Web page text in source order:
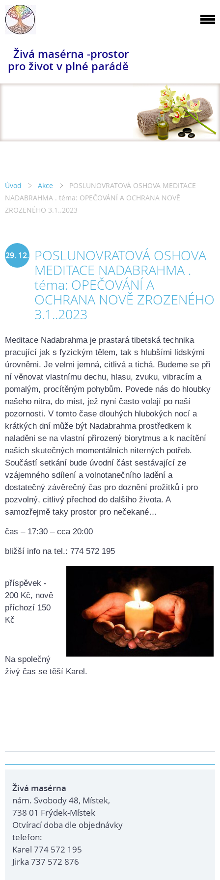
Živá masérna -prostor
pro život v plné parádě
Úvod Akce
POSLUNOVRATOVÁ OSHOVA MEDITACE
NADABRAHMA . téma: OPEČOVÁNÍ A OCHRANA NOVĚ
ZROZENÉHO 3.1..2023
29. 12. POSLUNOVRATOVÁ OSHOVA
MEDITACE NADABRAHMA .
téma: OPEČOVÁNÍ A
OCHRANA NOVĚ ZROZENÉHO
3.1..2023
Meditace Nadabrahma je prastará tibetská technika
pracující jak s fyzickým tělem, tak s hlubšími lidskými
úrovněmi. Je velmi jemná, citlivá a tichá. Budeme se při
ní věnovat vlastnímu dechu, hlasu, zvuku, vibracím a
pomalým, procítěným pohybům. Povede nás do hloubky
našeho nitra, do míst, jež nyní často volají po naší
pozornosti. V tomto čase dlouhých hlubokých nocí a
krátkých dní může být Nadabrahma prostředkem k
naladěni se na vlastní přirozený biorytmus a k nacítění
našich skutečných momentálních niterných potřeb.
Součástí setkání bude úvodní část sestávající ze
vzájemného sdílení a volnotanečního ladění a
dostatečný závěrečný čas pro doznění prožitků i pro
pozvolný, citlivý přechod do dalšího života. A
samozřejmě taky prostor pro nečekané…
čas – 17:30 – cca 20:00
bližší info na tel.: 774 572 195
příspěvek -
200 Kč, nově
příchozí 150
Kč
Na společný
živý čas se těší Karel.
Živá masérna
nám. Svobody 48, Místek,
738 01 Frýdek-Místek
Otvírací doba dle objednávky
telefon:
Karel 774 572 195
Jirka 737 572 876